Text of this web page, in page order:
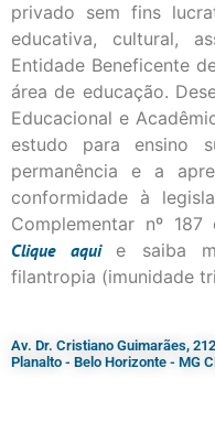
privado sem fins
educativa, cultural,
Entidade Beneficente
área de educação.
Educacional e
estudo para ensino
permanência e a
conformidade à
Complementar nº
Cliqueaqui
e saiba
filantropia (imunidade
Av. Dr. Cristiano Guimarães,
Planalto - Belo Horizonte - MG